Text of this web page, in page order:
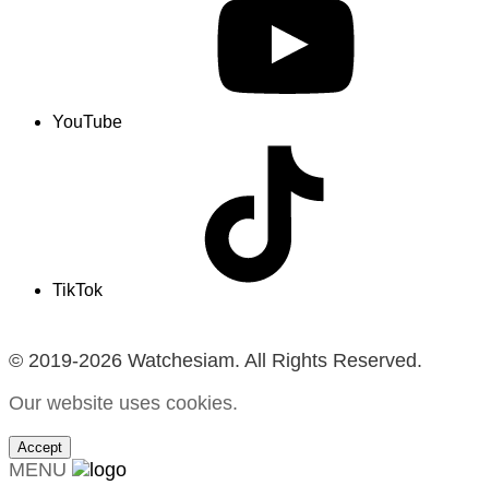
YouTube
TikTok
© 2019-2026 Watchesiam. All Rights Reserved.
Our website uses cookies.
Accept
MENU